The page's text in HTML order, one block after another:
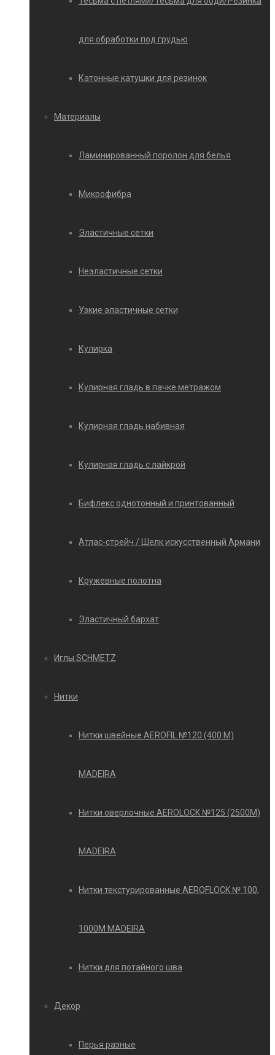
для обработки под грудью
Катонные катушки для резинок
Материалы
Ламинированный поролон для белья
Микрофибра
Эластичные сетки
Неэластичные сетки
Узкие эластичные сетки
Кулирка
Кулирная гладь в пачке метражом
Кулирная гладь набивная
Кулирная гладь с лайкрой
Бифлекс однотонный и принтованный
Атлас-стрейч / Шелк искусственный Армани
Кружевные полотна
Эластичный бархат
Иглы SCHMETZ
Нитки
Нитки швейные AEROFIL №120 (400 М)
MADEIRA
Нитки оверлочные AEROLOCK №125 (2500М)
MADEIRA
Нитки текстурированные AEROFLOCK № 100,
1000М MADEIRA
Нитки для потайного шва
Декор
Перья разные